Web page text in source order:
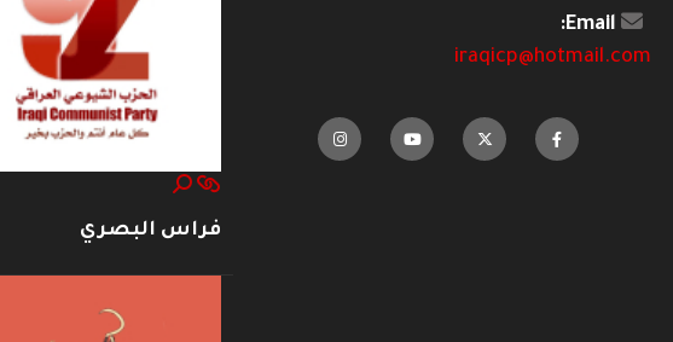
Email:
iraqicp@hotmail.com
فراس البصري